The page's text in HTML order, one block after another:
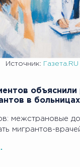
Источник: Газета.RU
объяснили
в больницах
межстрановые
мигрантов-